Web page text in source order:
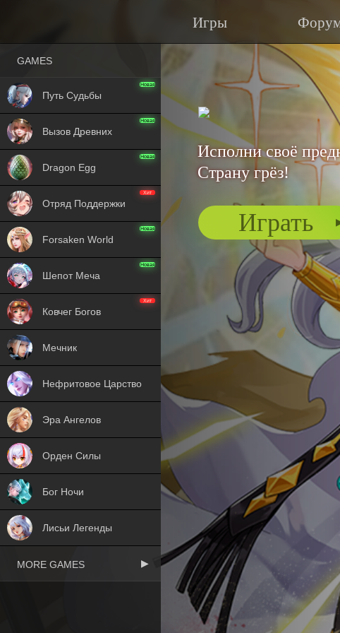
Игры
Исполни своё
Страну грёз!
Играть
GAMES
Путь Судьбы
Новая
Вызов Древних
Новая
Dragon Egg
Новая
Отряд Поддержки
Хит
Forsaken World
Новая
Шепот Меча
Новая
Ковчег Богов
Хит
Мечник
Нефритовое Царство
Эра Ангелов
Орден Силы
Бог Ночи
Лисьи Легенды
MORE GAMES